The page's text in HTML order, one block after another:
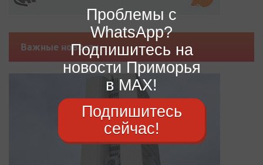
Важные новости
Проблемы с
WhatsApp?
Подпишитесь на
новости Приморья
в MAX!
Подпишитесь
сейчас!